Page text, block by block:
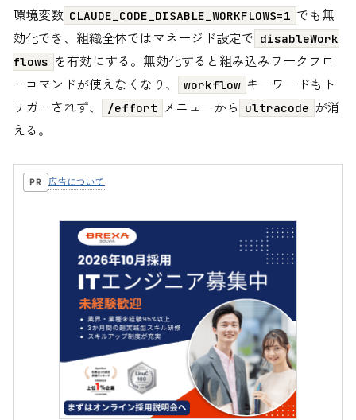
環境変数 CLAUDE_CODE_DISABLE_WORKFLOWS=1 でも無
効化でき、組織全体ではマネージド設定で disableWork
flows を有効にする。無効化すると組み込みワークフロ
ーコマンドが使えなくなり、
workflow キーワードもト
リガーされず、
/effort メニューから ultracode が消
える。
PR 広告について